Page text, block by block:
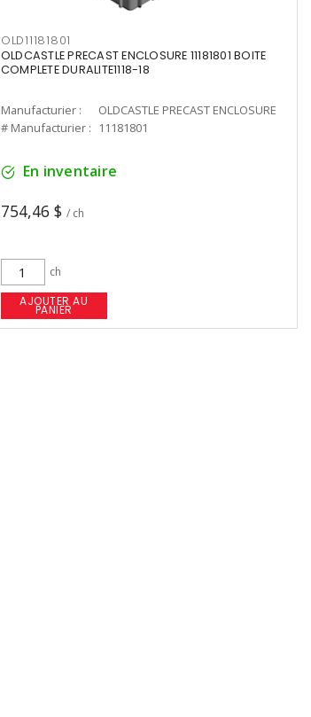
OLD11181801
OLDCASTLE PRECAST ENCLOSURE 11181801 BOITE
COMPLETE DURALITE1118-18
Manufacturier :
OLDCASTLE PRECAST ENCLOSURE
# Manufacturier :
11181801
En inventaire
754,46 $ / ch
ch
AJOUTER AU
PANIER